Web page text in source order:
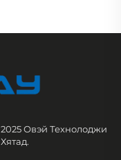
Овэй Технолоджи